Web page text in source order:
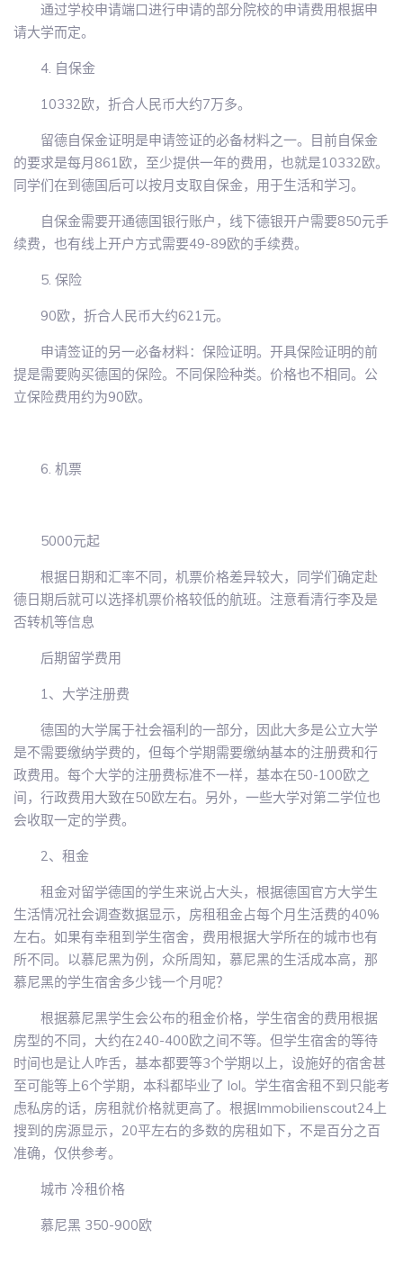
通过学校申请端口进行申请的部分院校的申请费用根据申
请大学而定。
4. 自保金
10332欧，折合人民币大约7万多。
留德自保金证明是申请签证的必备材料之一。目前自保金
的要求是每月861欧，至少提供一年的费用，也就是10332欧。
同学们在到德国后可以按月支取自保金，用于生活和学习。
自保金需要开通德国银行账户，线下德银开户需要850元手
续费，也有线上开户方式需要49-89欧的手续费。
5. 保险
90欧，折合人民币大约621元。
申请签证的另一必备材料：保险证明。开具保险证明的前
提是需要购买德国的保险。不同保险种类。价格也不相同。公
立保险费用约为90欧。
6. 机票
5000元起
根据日期和汇率不同，机票价格差异较大，同学们确定赴
德日期后就可以选择机票价格较低的航班。注意看清行李及是
否转机等信息
后期留学费用
1、大学注册费
德国的大学属于社会福利的一部分，因此大多是公立大学
是不需要缴纳学费的，但每个学期需要缴纳基本的注册费和行
政费用。每个大学的注册费标准不一样，基本在50-100欧之
间，行政费用大致在50欧左右。另外，一些大学对第二学位也
会收取一定的学费。
2、租金
租金对留学德国的学生来说占大头，根据德国官方大学生
生活情况社会调查数据显示，房租租金占每个月生活费的40%
左右。如果有幸租到学生宿舍，费用根据大学所在的城市也有
所不同。以慕尼黑为例，众所周知，慕尼黑的生活成本高，那
慕尼黑的学生宿舍多少钱一个月呢？
根据慕尼黑学生会公布的租金价格，学生宿舍的费用根据
房型的不同，大约在240-400欧之间不等。但学生宿舍的等待
时间也是让人咋舌，基本都要等3个学期以上，设施好的宿舍甚
至可能等上6个学期，本科都毕业了 lol。学生宿舍租不到只能考
虑私房的话，房租就价格就更高了。根据Immobilienscout24上
搜到的房源显示，20平左右的多数的房租如下，不是百分之百
准确，仅供参考。
城市 冷租价格
慕尼黑 350-900欧